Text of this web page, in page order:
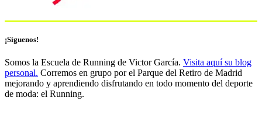
¡Síguenos!
Somos la Escuela de Running de Victor García. Visita aquí su blog
personal. Corremos en grupo por el Parque del Retiro de Madrid
mejorando y aprendiendo disfrutando en todo momento del deporte
de moda: el Running.